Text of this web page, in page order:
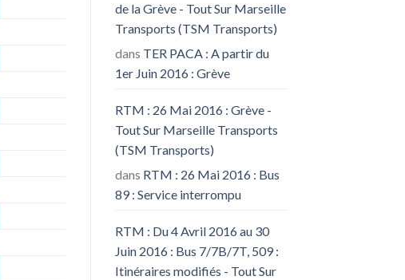
de la Grève - Tout Sur Marseille
Transports (TSM Transports)
dans TER PACA : A partir du
1er Juin 2016 : Grève
RTM : 26 Mai 2016 : Grève -
Tout Sur Marseille Transports
(TSM Transports)
dans RTM : 26 Mai 2016 : Bus
89 : Service interrompu
RTM : Du 4 Avril 2016 au 30
Juin 2016 : Bus 7/7B/7T, 509 :
Itinéraires modifiés - Tout Sur